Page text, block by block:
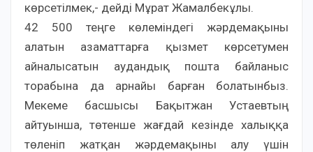
көрсетілмек,- дейді Мұрат Жамалбекұлы.
42 500 теңге көлеміндегі жәрдемақыны
алатын азаматтарға қызмет көрсетумен
айналысатын аудандық пошта байланыс
торабына да арнайы барған болатынбыз.
Мекеме басшысы Бақытжан Устаевтың
айтуынша, төтенше жағдай кезінде халыққа
төленіп жатқан жәрдемақыны алу үшін